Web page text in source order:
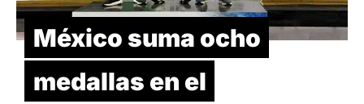
México suma ocho
medallas en el